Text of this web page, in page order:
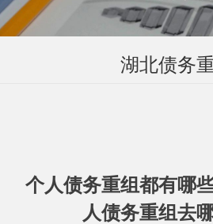
湖北债务
个人债务重组都有哪
人债务重组去